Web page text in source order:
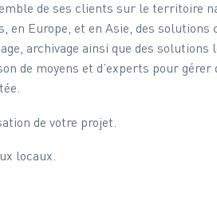
de ses clients sur le territoire
en Europe, et en Asie, des solutions
archivage ainsi que des solutions
de moyens et d’experts pour gérer
de votre projet.
locaux.